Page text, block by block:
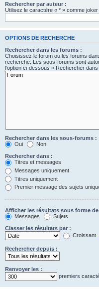
Rechercher par auteur :
Utilisez le caractère « * » comme
OPTIONS DE RECHERCHE
Rechercher dans les forums :
Choisissez le forum ou les forums
recherche. Les sous-forums sont
l’option ci-dessous « Rechercher
Rechercher dans les sous-forums :
Oui
Non
Rechercher dans :
Titres et messages
Messages uniquement
Titres uniquement
Premier message des sujets
Afficher les résultats sous forme de
Messages
Sujets
Classer les résultats par :
Croissant
Rechercher depuis :
Renvoyer les :
premiers